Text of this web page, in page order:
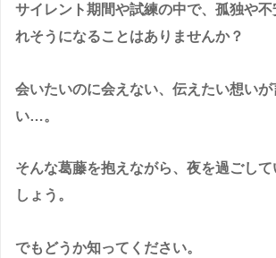
サイレント期間や試練の中で、孤独や不
れそうになることはありませんか？
会いたいのに会えない、伝えたい想い
い…。
そんな葛藤を抱えながら、夜を過ごし
しょう。
でもどうか知ってください。